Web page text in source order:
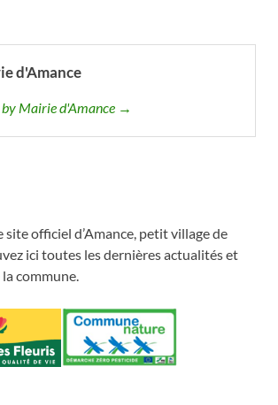
d'Amance
by Mairie d'Amance →
site officiel d’Amance, petit village de
ici toutes les dernières actualités et
commune.